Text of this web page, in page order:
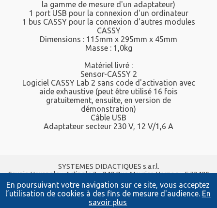
En poursuivant votre navigation sur ce site, vous acceptez
l’utilisation de cookies à des fins de mesure d'audience. En
savoir plus
la gamme de mesure d'un adaptateur)
1 port USB pour la connexion d'un ordinateur
1 bus CASSY pour la connexion d'autres modules
CASSY
Dimensions : 115mm x 295mm x 45mm
Masse : 1,0kg
Matériel livré :
Sensor-CASSY 2
Logiciel CASSY Lab 2 sans code d'activation avec
aide exhaustive (peut être utilisé 16 fois
gratuitement, ensuite, en version de
démonstration)
Câble USB
Adaptateur secteur 230 V, 12 V/1,6 A
SYSTEMES DIDACTIQUES s.a.r.l.
Savoie Hexapole - Actipole 3 - 242 Rue Maurice Herzog - F 73420
VIVIERS DU LAC
Tel : 04 56 42 80 70| Fax :04 56 42 80 71
xavier.granjon@systemes-didactiques.fr
systemes-didactiques.fr